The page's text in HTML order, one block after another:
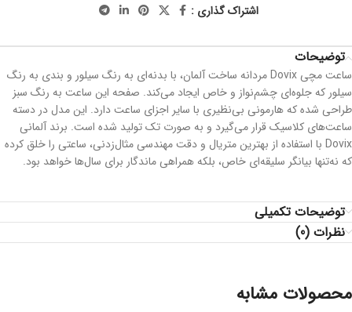
اشتراک گذاری :
توضیحات
ساعت مچی Dovix مردانه ساخت آلمان، با بدنه‌ای به رنگ سیلور و بندی به رنگ
سیلور که جلوه‌ای چشم‌نواز و خاص ایجاد می‌کند. صفحه این ساعت به رنگ سبز
طراحی شده که هارمونی بی‌نظیری با سایر اجزای ساعت دارد. این مدل در دسته
ساعت‌های کلاسیک قرار می‌گیرد و به صورت تک تولید شده است. برند آلمانی
Dovix با استفاده از بهترین متریال و دقت مهندسی مثال‌زدنی، ساعتی را خلق کرده
که نه‌تنها بیانگر سلیقه‌ای خاص، بلکه همراهی ماندگار برای سال‌ها خواهد بود.
توضیحات تکمیلی
نظرات (0)
محصولات مشابه